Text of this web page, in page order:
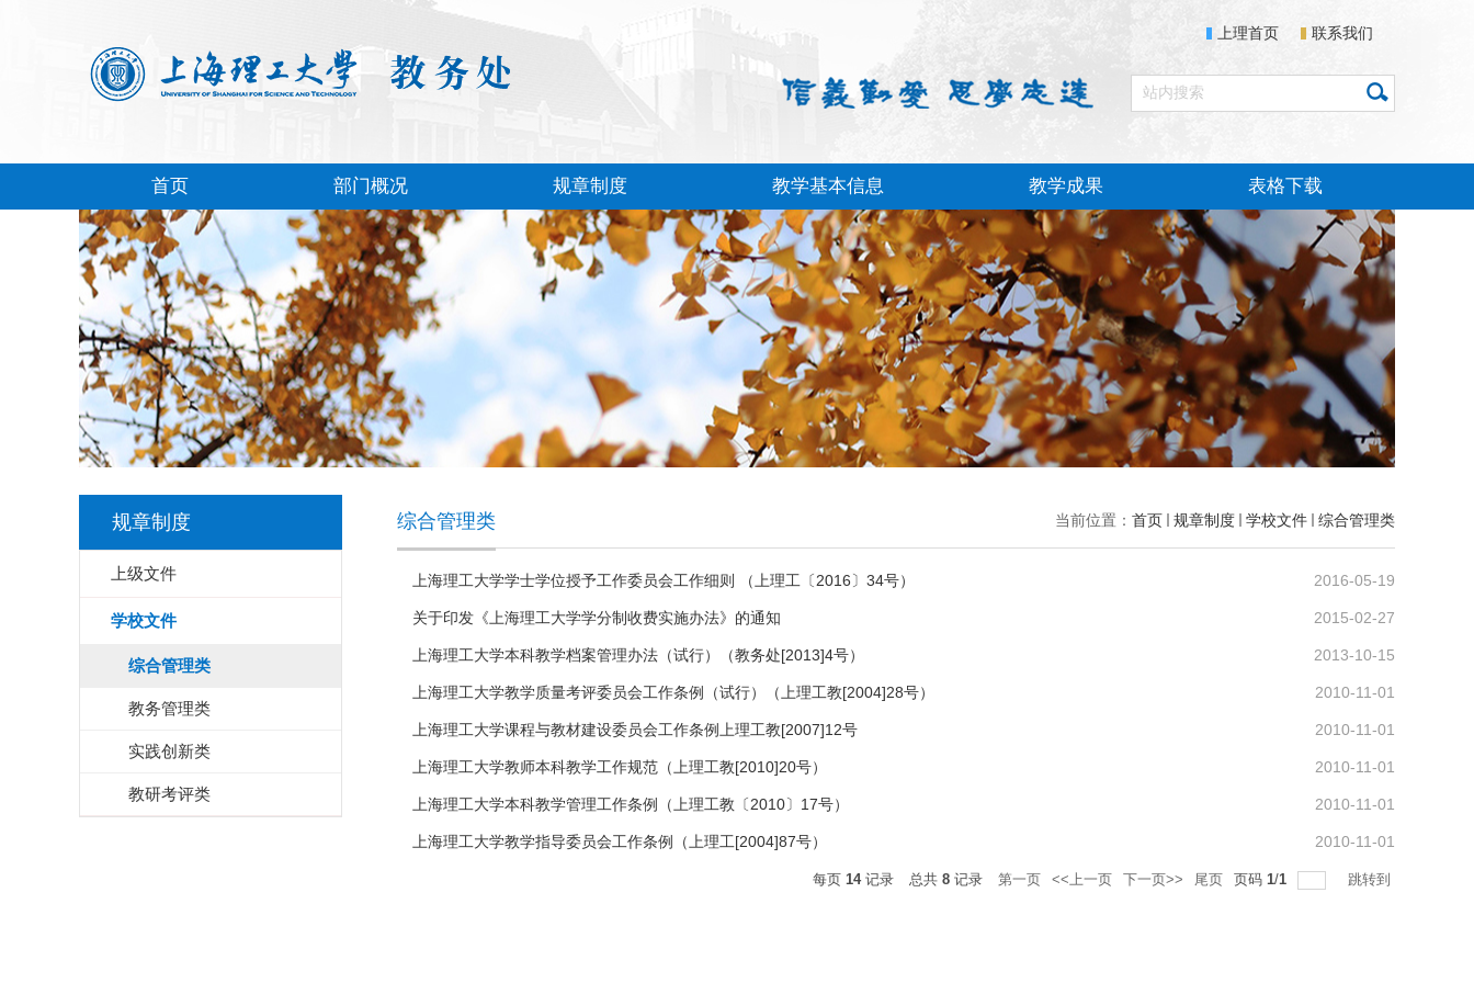
上理首页 联系我们
首页 部门概况 规章制度 教学基本信息 教学成果 表格下载
规章制度
上级文件
学校文件
综合管理类
教务管理类
实践创新类
教研考评类
当前位置： 首页 规章制度 学校文件 综合管理类
综合管理类
上海理工大学学士学位授予工作委员会工作细则 （上理工〔2016〕34号） 2016-05-19
关于印发《上海理工大学学分制收费实施办法》的通知 2015-02-27
上海理工大学本科教学档案管理办法（试行）（教务处[2013]4号） 2013-10-15
上海理工大学教学质量考评委员会工作条例（试行）（上理工教[2004]28号） 2010-11-01
上海理工大学课程与教材建设委员会工作条例上理工教[2007]12号 2010-11-01
上海理工大学教师本科教学工作规范（上理工教[2010]20号） 2010-11-01
上海理工大学本科教学管理工作条例（上理工教〔2010〕17号） 2010-11-01
上海理工大学教学指导委员会工作条例（上理工[2004]87号） 2010-11-01
每页 14记录 总共 8 记录 第一页 <<上一页 下一页>> 尾页 页码 1/1 跳转到